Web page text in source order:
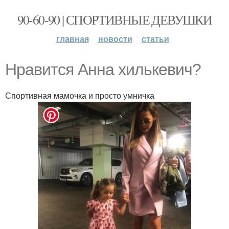
90-60-90 | СПОРТИВНЫЕ ДЕВУШКИ
главная новости статьи
Нравится Анна хилькевич?
Спортивная мамочка и просто умничка